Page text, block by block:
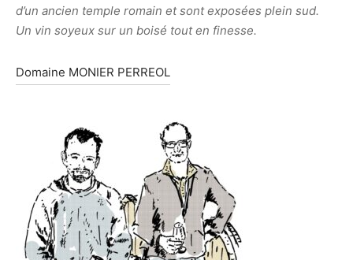
d’un ancien temple romain et sont exposées plein sud.
Un vin soyeux sur un boisé tout en finesse.
Domaine MONIER PERREOL